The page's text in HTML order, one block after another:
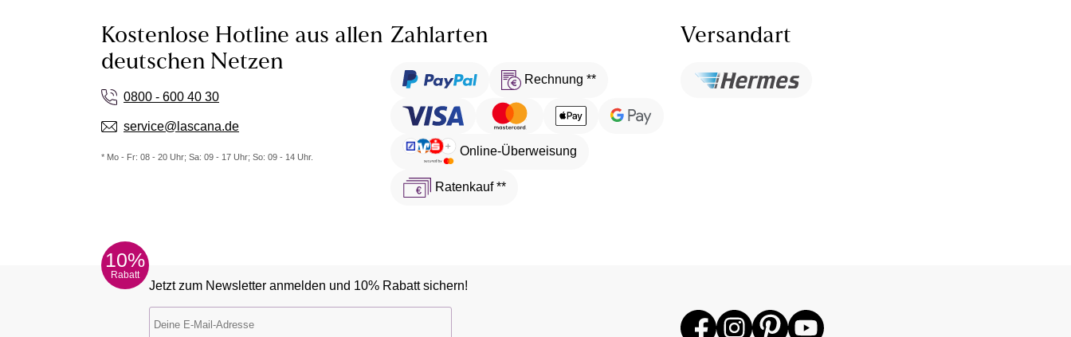
Kostenlose Hotline aus allen
deutschen Netzen
0800 - 600 40 30
service@lascana.de
* Mo - Fr: 08 - 20 Uhr; Sa: 09 - 17 Uhr; So: 09 - 14 Uhr.
Zahlarten
Rechnung **
Online-Überweisung
Ratenkauf **
Versandart
10%
Rabatt
Jetzt zum Newsletter anmelden und 10% Rabatt sichern!